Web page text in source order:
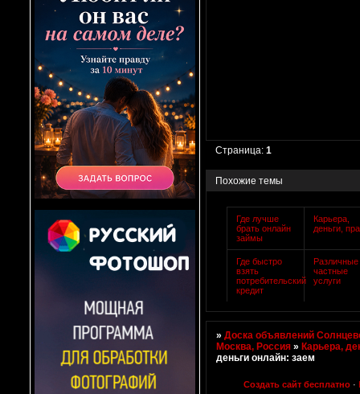
Страница:1
Похожие темы
Где лучше
брать онлайн
займы
Карьера,
деньги,
Где быстро
взять
потребительский
кредит
Различные
частные
услуги
»Доска объявлений
Москва, Россия »Карьера,
деньги онлайн: заем
Создать сайт бесплатно ·